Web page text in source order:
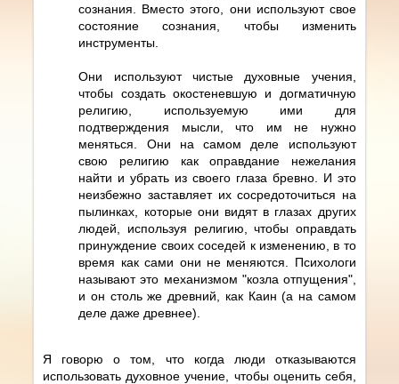
сознания. Вместо этого, они используют свое
состояние сознания, чтобы изменить
инструменты.
Они используют чистые духовные учения,
чтобы создать окостеневшую и догматичную
религию, используемую ими для
подтверждения мысли, что им не нужно
меняться. Они на самом деле используют
свою религию как оправдание нежелания
найти и убрать из своего глаза бревно. И это
неизбежно заставляет их сосредоточиться на
пылинках, которые они видят в глазах других
людей, используя религию, чтобы оправдать
принуждение своих соседей к изменению, в то
время как сами они не меняются. Психологи
называют это механизмом "козла отпущения",
и он столь же древний, как Каин (а на самом
деле даже древнее).
Я говорю о том, что когда люди отказываются
использовать духовное учение, чтобы оценить себя,